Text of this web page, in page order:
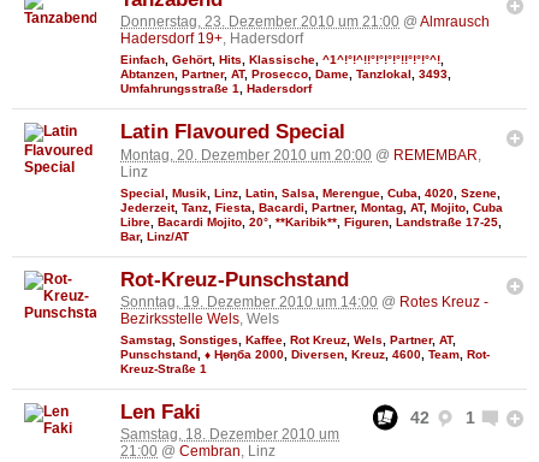
Donnerstag, 23. Dezember 2010 um 21:00 @ Almrausch
Hadersdorf 19+, Hadersdorf
Einfach, Gehört, Hits, Klassische, ^1^!°!^!!°!°!°!°!!°!°!°^!,
Abtanzen, Partner, AT, Prosecco, Dame, Tanzlokal, 3493,
Umfahrungsstraße 1, Hadersdorf
Latin Flavoured Special
Montag, 20. Dezember 2010 um 20:00 @ REMEMBAR
Linz
Special Musik Linz Latin Salsa Merengue Cuba 4020 Szene
Jederzeit, Tanz Fiesta Bacardi Partner, Montag AT, Mojito Cuba
Libre Bacardi Mojito 20° **Karibik** Figuren Landstraße 17-25
Bar, Linz/AT
Rot-Kreuz-Punschstand
Sonntag, 19. Dezember 2010 um 14:00 @ Rotes Kreuz -
Bezirksstelle Wels, Wels
Samstag Sonstiges Kaffee Rot Kreuz Wels Partner, AT,
Punschstand ♦ Ңөηба 2000 Diversen Kreuz 4600 Team Rot-
Kreuz-Straße 1
42 1
Len Faki
Samstag, 18. Dezember 2010 um
21:00 @ Cembran, Linz